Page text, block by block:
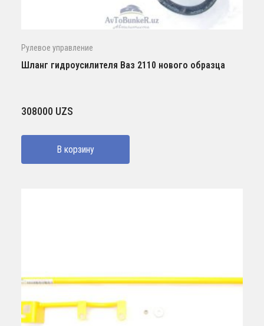
Рулевое управление
Шланг гидроусилителя Ваз 2110 нового образца
308000 UZS
В корзину